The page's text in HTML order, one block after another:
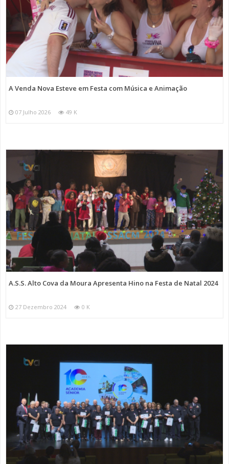
A Venda Nova Esteve em Festa com Música e Animação
07 Julho 2026 49 K
A.S.S. Alto Cova da Moura Apresenta Hino na Festa de Natal 2024
27 Dezembro 2024 0 K